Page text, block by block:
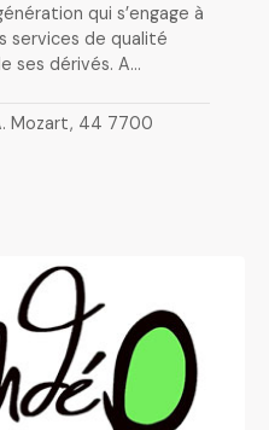
qui s’engage à
services de qualité
ses dérivés. A…
Mozart, 44 7700